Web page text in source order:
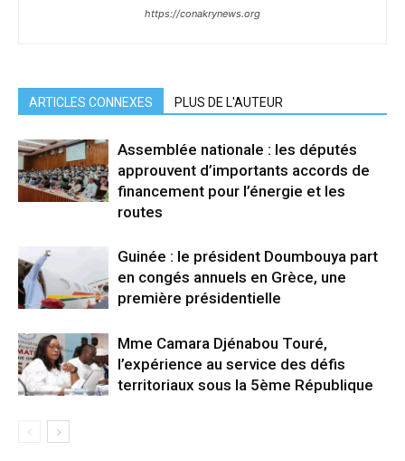
https://conakrynews.org
ARTICLES CONNEXES PLUS DE L'AUTEUR
Assemblée nationale : les députés
approuvent d’importants accords de
financement pour l’énergie et les
routes
Guinée : le président Doumbouya part
en congés annuels en Grèce, une
première présidentielle
Mme Camara Djénabou Touré,
l’expérience au service des défis
territoriaux sous la 5ème République